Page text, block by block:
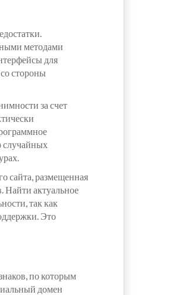
методами
для
стороны
за счет
случайных
сайта, размещенная
Найти актуальное
так как
Это
по которым
домен